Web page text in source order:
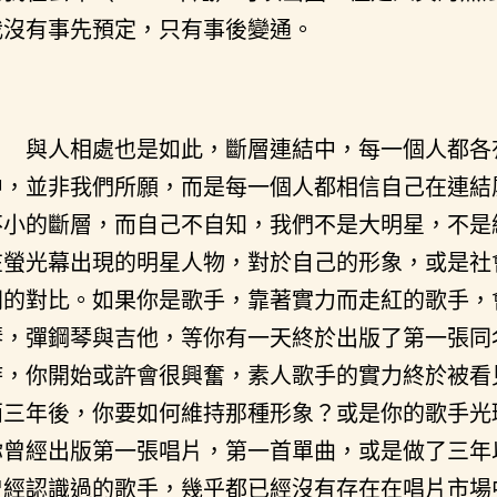
有事先預定，只有事後變通。
與人相處也是如此，斷層連結中，每一個人都
並非我們所願，而是每一個人都相信自己在連
的斷層，而自己不自知，我們不是大明星，不
光幕出現的明星人物，對於自己的形象，或是
對比。如果你是歌手，靠著實力而走紅的歌手
彈鋼琴與吉他，等你有一天終於出版了第一張
你開始或許會很興奮，素人歌手的實力終於被
年後，你要如何維持那種形象？或是你的歌手
經出版第一張唱片，第一首單曲，或是做了三
認識過的歌手，幾乎都已經沒有存在在唱片市